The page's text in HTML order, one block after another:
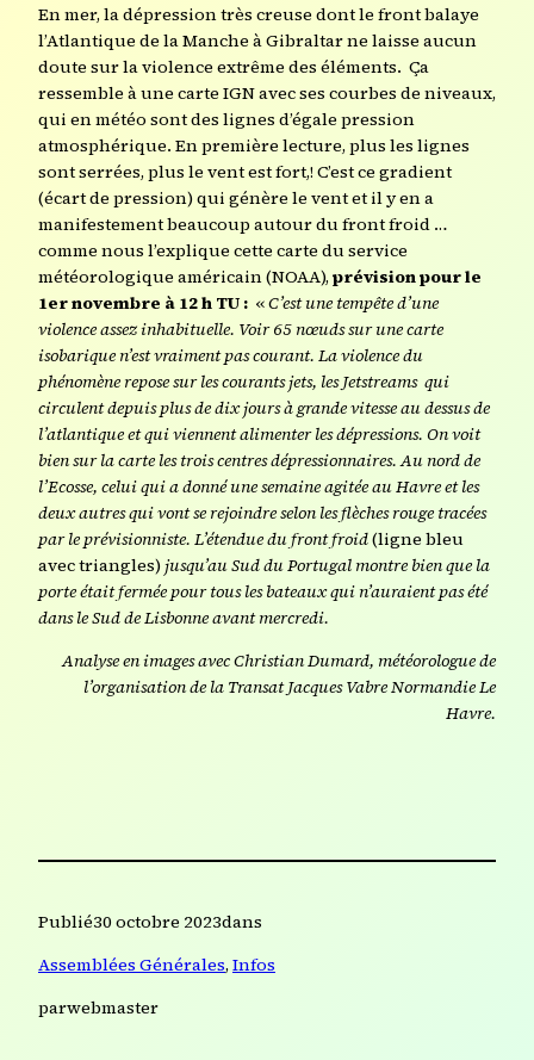
En mer, la dépression très creuse dont le front balaye
l’Atlantique de la Manche à Gibraltar ne laisse aucun
doute sur la violence extrême des éléments. Ça
ressemble à une carte IGN avec ses courbes de niveaux,
qui en météo sont des lignes d’égale pression
atmosphérique. En première lecture, plus les lignes
sont serrées, plus le vent est fort,! C’est ce gradient
(écart de pression) qui génère le vent et il y en a
manifestement beaucoup autour du front froid …
comme nous l’explique cette carte du service
météorologique américain (NOAA), prévision pour le
1er novembre à 12 h TU : «C’est une tempête d’une
violence assez inhabituelle. Voir 65 nœuds sur une carte
isobarique n’est vraiment pas courant. La violence du
phénomène repose sur les courants jets, les Jetstreams qui
circulent depuis plus de dix jours à grande vitesse au dessus de
l’atlantique et qui viennent alimenter les dépressions. On voit
bien sur la carte les trois centres dépressionnaires. Au nord de
l’Ecosse, celui qui a donné une semaine agitée au Havre et les
deux autres qui vont se rejoindre selon les flèches rouge tracées
par le prévisionniste. L’étendue du front froid(ligne bleu
avec triangles)jusqu’au Sud du Portugal montre bien que la
porte était fermée pour tous les bateaux qui n’auraient pas été
dans le Sud de Lisbonne avant mercredi.
Analyse en images avec Christian Dumard, météorologue de
l’organisation de la Transat Jacques Vabre Normandie Le
Havre.
Publié30 octobre 2023dans
Assemblées Générales, Infos
parwebmaster